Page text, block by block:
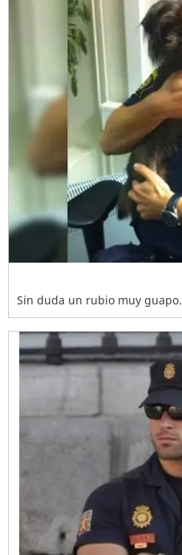
Sin duda un rubio muy guapo.